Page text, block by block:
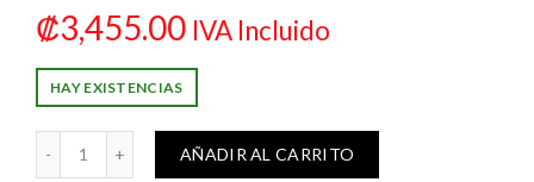
₡3,455.00 IVA Incluido
HAY EXISTENCIAS
NEGRO BRILLA LANCO cantidad
AÑADIR AL CARRITO